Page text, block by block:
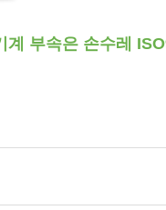
계 부속은 손수레